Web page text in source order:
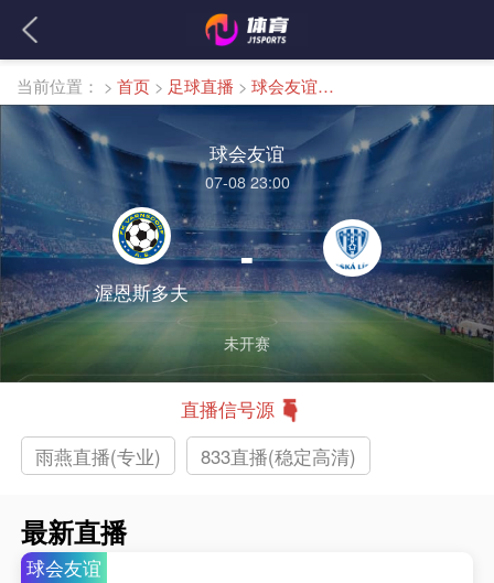
当前位置： > 首页 > 足球直播 > 球会友谊直播
球会友谊
07-08 23:00
渥恩斯多夫
-
未开赛
直播信号源
雨燕直播(专业)
833直播(稳定高清)
最新直播
球会友谊